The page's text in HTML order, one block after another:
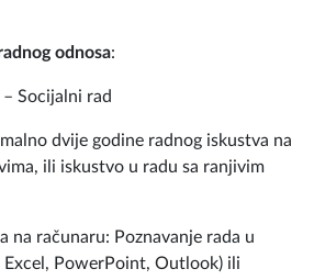
odnosa:
Socijalni rad
dvije godine radnog iskustva na
ili iskustvo u radu sa ranjivim
računaru: Poznavanje rada u
PowerPoint, Outlook) ili